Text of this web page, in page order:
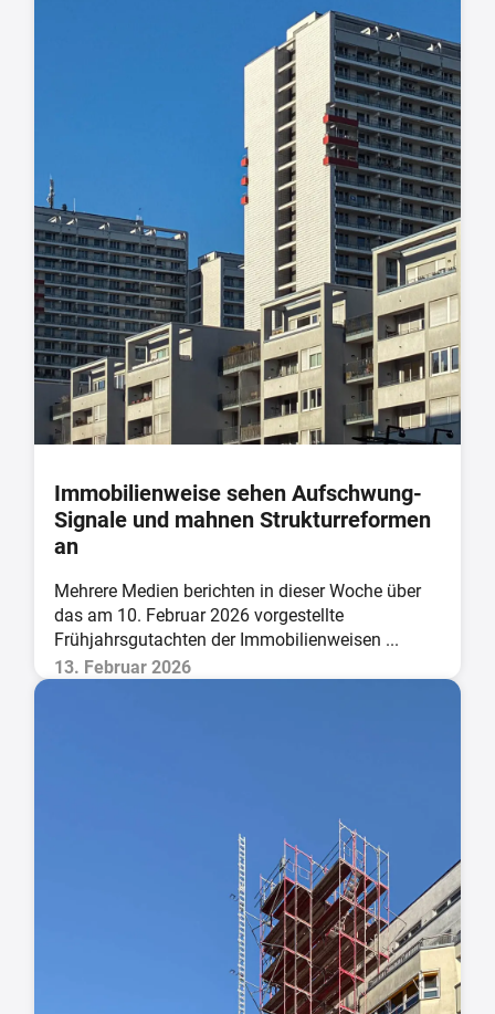
Immobilienweise sehen Aufschwung-
Signale und mahnen Strukturreformen
an
Mehrere Medien berichten in dieser Woche über
das am 10. Februar 2026 vorgestellte
Frühjahrsgutachten der Immobilienweisen ...
13. Februar 2026